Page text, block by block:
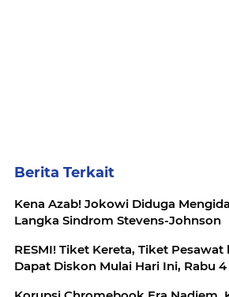
Berita Terkait
Kena Azab! Jokowi Diduga
Langka Sindrom Stevens-Johnson
RESMI! Tiket Kereta, Tiket Pesawat
Dapat Diskon Mulai Hari Ini, Rabu